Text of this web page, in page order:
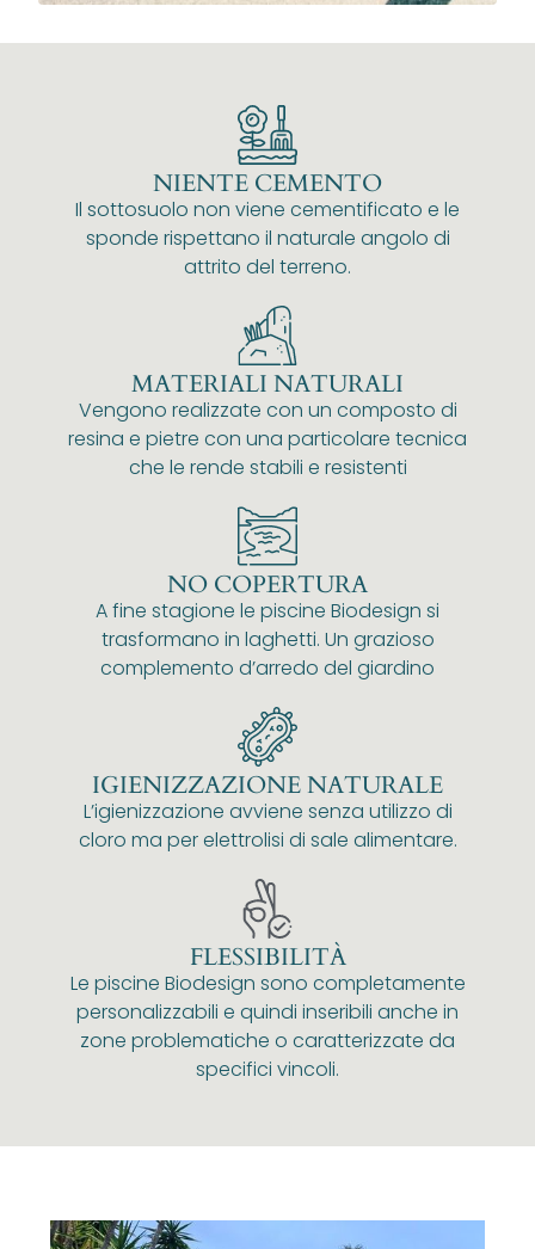
NIENTE CEMENTO
Il sottosuolo non viene cementificato e le
sponde rispettano il naturale angolo di
attrito del terreno.
MATERIALI NATURALI
Vengono realizzate con un composto di
resina e pietre con una particolare tecnica
che le rende stabili e resistenti
NO COPERTURA
A fine stagione le piscine Biodesign si
trasformano in laghetti. Un grazioso
complemento d’arredo del giardino
IGIENIZZAZIONE NATURALE
L’igienizzazione avviene senza utilizzo di
cloro ma per elettrolisi di sale alimentare.
FLESSIBILITÀ
Le piscine Biodesign sono completamente
personalizzabili e quindi inseribili anche in
zone problematiche o caratterizzate da
specifici vincoli.